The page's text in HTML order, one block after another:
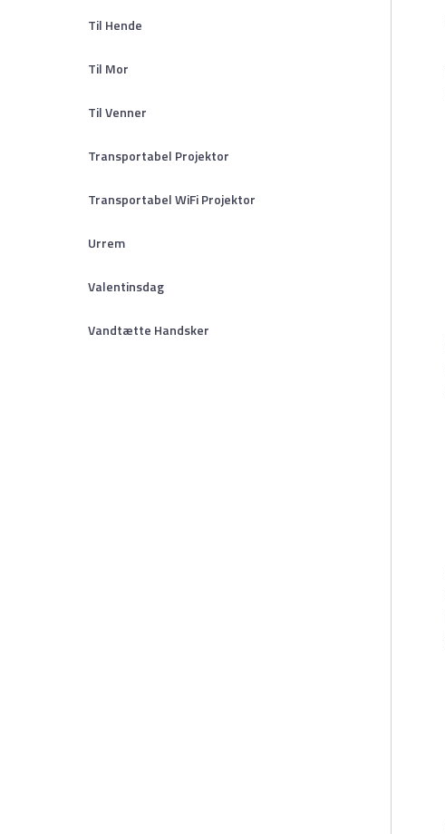
Til Hende
Til Mor
Til Venner
Transportabel Projektor
Transportabel WiFi Projektor
Urrem
Valentinsdag
Vandtætte Handsker